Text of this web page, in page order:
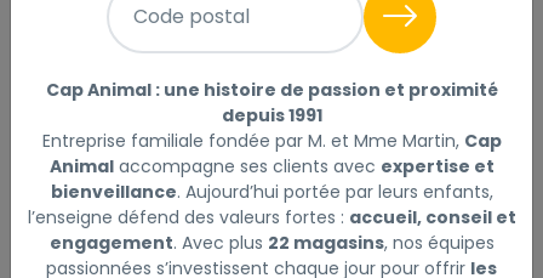
AIDE À LIMITER LA PRISE DE POIDS
Formule nutritionnelle précisément équilibrée qui aide
à maintenir un état corporel sain grâce à plusieurs
actions : - Combinaison optimale de fibres pour
favoriser la sensation de satiété. - Teneur adaptée en
protéines pour aider au maintien de la masse
musculaire et d’un poids sain. - Enrichi en L-carnitine,
qui contribue au bon métabolisme des graisses. -
Aliment formulé pour satisfaire votre chat et l’aider à
Code postal
Cap Animal : une histoire de passion et proximité
depuis 1991
Entreprise familiale fondée par M. et Mme Martin, Cap
Animalaccompagne ses clients avec expertise et
bienveillance. Aujourd’hui portée par leurs enfants,
l’enseigne défend des valeurs fortes : accueil, conseil et
engagement. Avec plus 22 magasins, nos équipes
passionnées s’investissent chaque jour pour offrir les